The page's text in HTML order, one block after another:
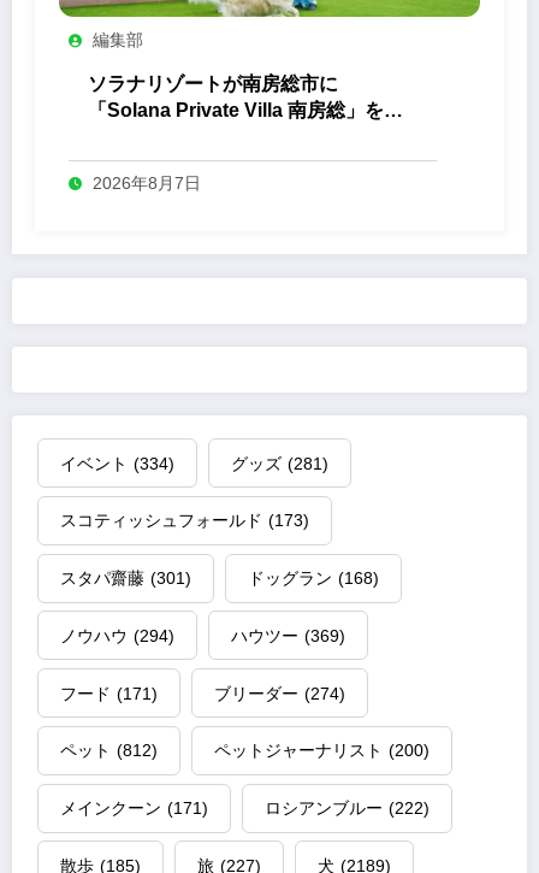
編集部
ソラナリゾートが南房総市に
「Solana Private Villa 南房総」を開
2026年8月7日
イベント (334) グッズ (281)
スコティッシュフォールド (173)
スタパ齋藤 (301) ドッグラン (168)
ノウハウ (294) ハウツー (369)
フード (171) ブリーダー (274)
ペット (812) ペットジャーナリスト (200)
メインクーン (171) ロシアンブルー (222)
散歩 (185) 旅 (227) 犬 (2189)